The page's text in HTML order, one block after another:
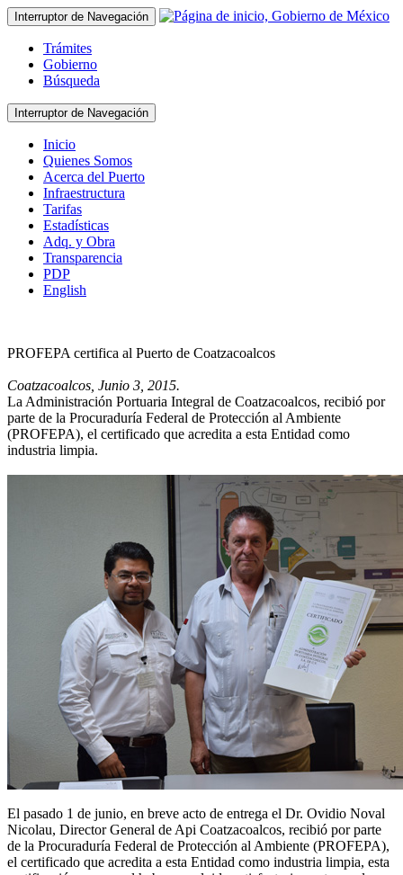
Interruptor de Navegación
Trámites
Gobierno
Búsqueda
Interruptor de Navegación
Inicio
Quienes Somos
Acerca del Puerto
Infraestructura
Tarifas
Estadísticas
Adq. y Obra
Transparencia
PDP
English
PROFEPA certifica al Puerto de Coatzacoalcos
Coatzacoalcos, Junio 3, 2015.
La Administración Portuaria Integral de Coatzacoalcos, recibió por
parte de la Procuraduría Federal de Protección al Ambiente
(PROFEPA), el certificado que acredita a esta Entidad como
industria limpia.
El pasado 1 de junio, en breve acto de entrega el Dr. Ovidio Noval
Nicolau, Director General de Api Coatzacoalcos, recibió por parte
de la Procuraduría Federal de Protección al Ambiente (PROFEPA),
el certificado que acredita a esta Entidad como industria limpia, esta